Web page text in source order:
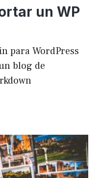
un WP
para WordPress
blog de